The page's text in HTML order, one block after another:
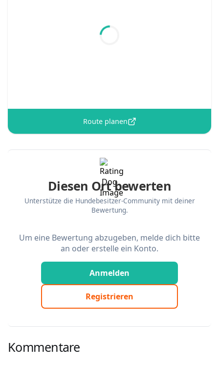
Route planen
Diesen Ort bewerten
Unterstütze die Hundebesitzer-Community mit deiner
Bewertung.
Um eine Bewertung abzugeben, melde dich bitte
an oder erstelle ein Konto.
Anmelden
Registrieren
Kommentare